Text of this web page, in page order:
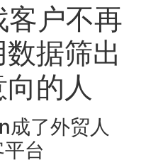
户不再
据筛出
的人
成了外贸人
台